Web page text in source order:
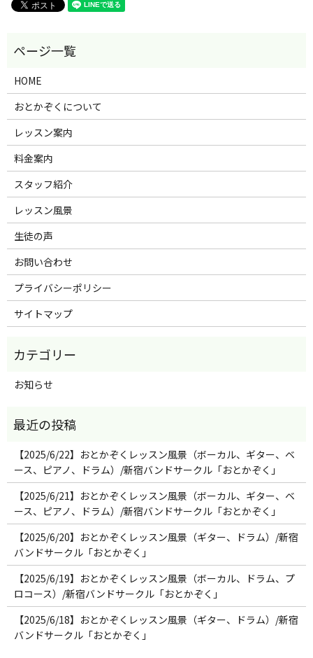
HOME
おとかぞくについて
レッスン案内
料金案内
スタッフ紹介
レッスン風景
生徒の声
お問い合わせ
プライバシーポリシー
サイトマップ
お知らせ
【2025/6/22】おとかぞくレッスン風景（ボーカル、ギター、ベ
ース、ピアノ、ドラム）/新宿バンドサークル「おとかぞく」
【2025/6/21】おとかぞくレッスン風景（ボーカル、ギター、ベ
ース、ピアノ、ドラム）/新宿バンドサークル「おとかぞく」
【2025/6/20】おとかぞくレッスン風景（ギター、ドラム）/新宿
バンドサークル「おとかぞく」
【2025/6/19】おとかぞくレッスン風景（ボーカル、ドラム、プ
ロコース）/新宿バンドサークル「おとかぞく」
【2025/6/18】おとかぞくレッスン風景（ギター、ドラム）/新宿
バンドサークル「おとかぞく」